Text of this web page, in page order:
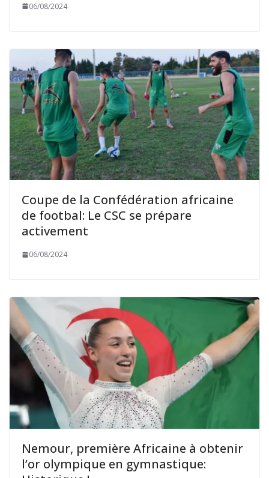
06/08/2024
Coupe de la Confédération africaine
de footbal: Le CSC se prépare
activement
06/08/2024
Nemour, première Africaine à obtenir
l’or olympique en gymnastique: